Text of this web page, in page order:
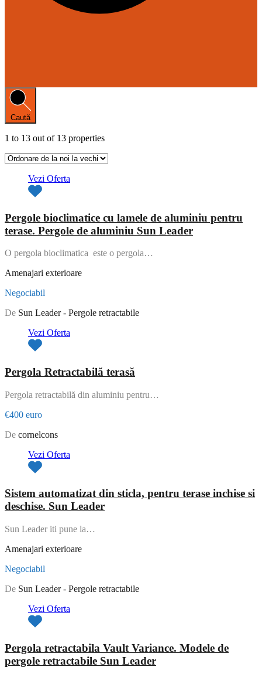
Caută
1 to 13 out of 13 properties
Vezi Oferta
Pergole bioclimatice cu lamele de aluminiu pentru
terase. Pergole de aluminiu Sun Leader
O pergola bioclimatica este o pergola…
Amenajari exterioare
Negociabil
De Sun Leader - Pergole retractabile
Vezi Oferta
Pergola Retractabilă terasă
Pergola retractabilă din aluminiu pentru…
€400 euro
De cornelcons
Vezi Oferta
Sistem automatizat din sticla, pentru terase inchise si
deschise. Sun Leader
Sun Leader iti pune la…
Amenajari exterioare
Negociabil
De Sun Leader - Pergole retractabile
Vezi Oferta
Pergola retractabila Vault Variance. Modele de
pergole retractabile Sun Leader